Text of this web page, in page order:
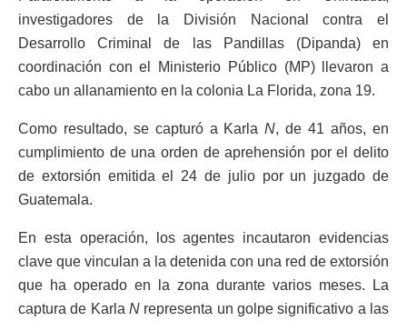
investigadores de la División Nacional contra el
Desarrollo Criminal de las Pandillas (Dipanda) en
coordinación con el Ministerio Público (MP) llevaron a
cabo un allanamiento en la colonia La Florida, zona 19.
Como resultado, se capturó a KarlaN, de 41 años, en
cumplimiento de una orden de aprehensión por el delito
de extorsión emitida el 24 de julio por un juzgado de
Guatemala.
En esta operación, los agentes incautaron evidencias
clave que vinculan a la detenida con una red de extorsión
que ha operado en la zona durante varios meses. La
captura de Karla N representa un golpe significativo a las